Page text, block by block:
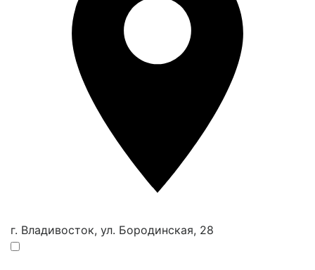
г. Владивосток, ул. Бородинская, 28